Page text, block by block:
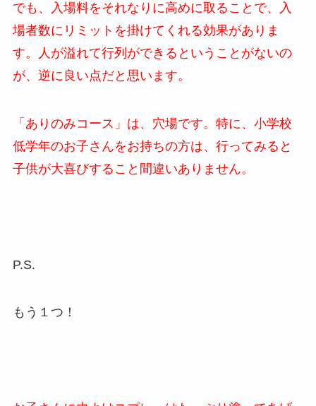
でも、入場料をそれなりに高めに取ることで、入
場者数にリミットを掛けてくれる効果がありま
す。人が溢れて行列ができるということがないの
が、逆に良い点だと思います。
「ありのみコース」は、穴場です。特に、小学校
低学年のお子さんをお持ちの方は、行ってみると
子供が大喜びすること間違いありません。
P.S.
もう１つ！